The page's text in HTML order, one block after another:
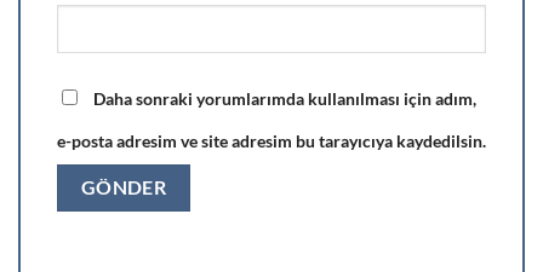
Daha sonraki yorumlarımda kullanılması için adım,
e-posta adresim ve site adresim bu tarayıcıya kaydedilsin.